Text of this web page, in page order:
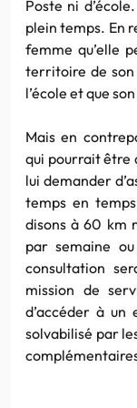
Poste ni
plein temps. En
femme qu’elle
territoire de son
l’école et que
Mais en
qui pourrait être
lui demander
temps en
disons à 60 km
par semaine
consultation
mission de
d’accéder à
solvabilisé par